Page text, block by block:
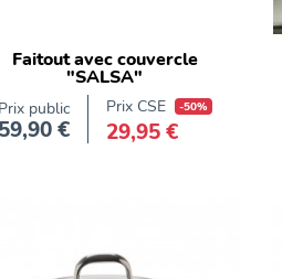
Faitout avec couvercle
"SALSA"
Prix public
Prix
59,90 €
Prix CSE -50%
29,95 €